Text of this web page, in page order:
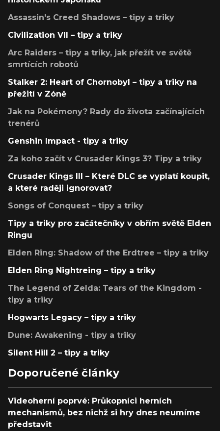
Assassin's Creed Shadows – tipy a triky
Civilization VII – tipy a triky
Arc Raiders – tipy a triky, jak přežít ve světě
smrtících robotů
Stalker 2: Heart of Chornobyl – tipy a triky na
přežití v Zóně
Jak na Pokémony? Rady do života začínajících
trenérů
Genshin Impact - tipy a triky
Za koho začít v Crusader Kings 3? Tipy a triky
Crusader Kings III – Které DLC se vyplatí koupit,
a které raději ignorovat?
Songs of Conquest – tipy a triky
Tipy a triky pro začátečníky v obřím světě Elden
Ringu
Elden Ring: Shadow of the Erdtree – tipy a triky
Elden Ring Nightreing – tipy a triky
The Legend of Zelda: Tears of the Kingdom -
tipy a triky
Hogwarts Legacy – tipy a triky
Dune: Awakening - tipy a triky
Silent Hill 2 – tipy a triky
Doporučené články
Videoherní poprvé: Průkopníci herních
mechanismů, bez nichž si hry dnes neumíme
představit